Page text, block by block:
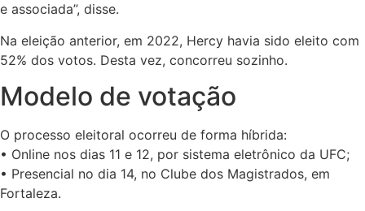
e associada”, disse.
Na eleição anterior, em 2022, Hercy havia sido eleito com
52% dos votos. Desta vez, concorreu sozinho.
Modelo de votação
O processo eleitoral ocorreu de forma híbrida:
• Online nos dias 11 e 12, por sistema eletrônico da UFC;
• Presencial no dia 14, no Clube dos Magistrados, em
Fortaleza.